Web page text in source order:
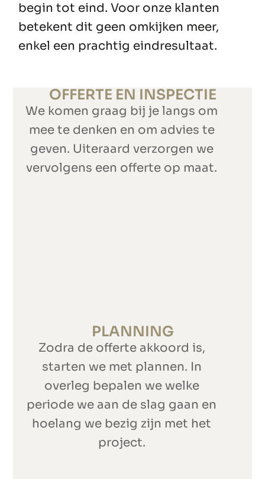
begin tot eind. Voor onze klanten
betekent dit geen omkijken meer,
enkel een prachtig eindresultaat.
OFFERTE EN INSPECTIE
We komen graag bij je langs om
mee te denken en om advies te
geven. Uiteraard verzorgen we
vervolgens een offerte op maat.
PLANNING
Zodra de offerte akkoord is,
starten we met plannen. In
overleg bepalen we welke
periode we aan de slag gaan en
hoelang we bezig zijn met het
project.